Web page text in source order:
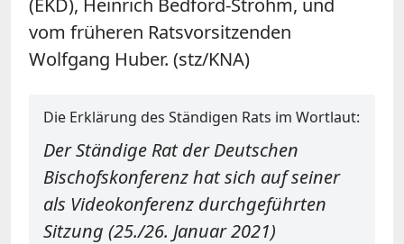
vom früheren Ratsvorsitzenden
Wolfgang Huber. (stz/KNA)
Die Erklärung des Ständigen Rats im Wortlaut:
Der Ständige Rat der Deutschen
Bischofskonferenz hat sich auf seiner
als Videokonferenz durchgeführten
Sitzung (25./26. Januar 2021)